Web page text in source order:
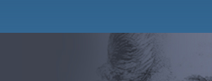
Mamon
Capítulo XVII — Sede perfeitos